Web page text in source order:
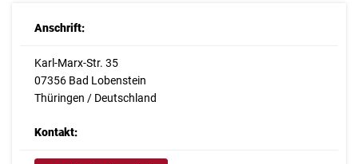
Anschrift:
Karl-Marx-Str. 35
07356 Bad Lobenstein
Thüringen / Deutschland
Kontakt: